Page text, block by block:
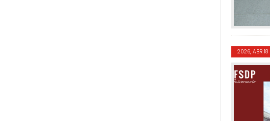
2026, ABR 18